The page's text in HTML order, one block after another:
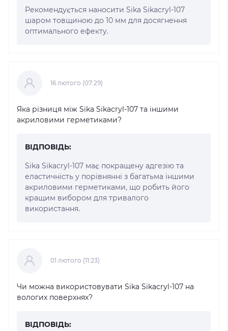
Рекомендується наносити Sika Sikacryl-107
шаром товщиною до 10 мм для досягнення
оптимального ефекту.
16 лютого (07:29)
Яка різниця між Sika Sikacryl-107 та іншими
акриловими герметиками?
ВІДПОВІДЬ:
Sika Sikacryl-107 має покращену адгезію та
еластичність у порівнянні з багатьма іншими
акриловими герметиками, що робить його
кращим вибором для тривалого
використання.
01 лютого (11:23)
Чи можна використовувати Sika Sikacryl-107 на
вологих поверхнях?
ВІДПОВІДЬ: